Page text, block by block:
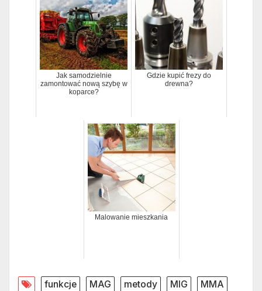
Jak samodzielnie
zamontować nową szybę w
koparce?
Gdzie kupić frezy do
drewna?
Malowanie mieszkania
funkcje MAG metody MIG
MMA